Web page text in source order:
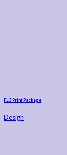
FL3 Print Package
Design